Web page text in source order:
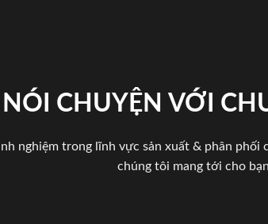
NÓI CHUYỆN VỚI
nghiệm trong lĩnh vực sản xuất & phân
chúng tôi mang tới cho